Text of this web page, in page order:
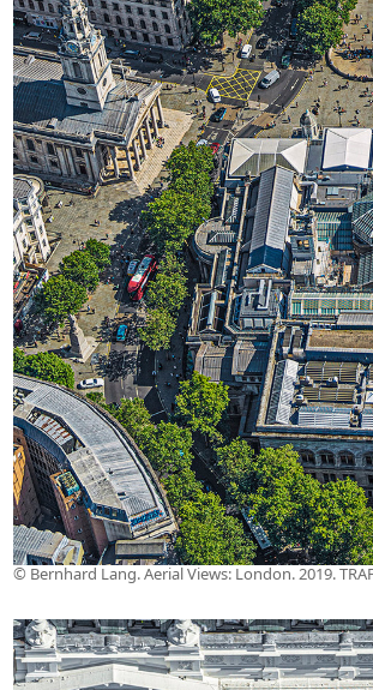
© Bernhard Lang. Aerial Views: London. 2019.